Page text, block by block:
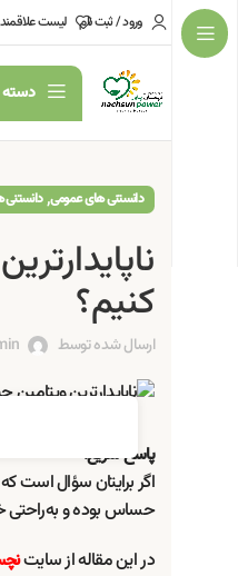
ورود / ثبت نام لیست
دانستنی های عمومی,دانستنی
کنیم؟
ارسال شده توسط
پاسخ سریع:
اگر برایتان سؤال است
حساس بوده و به‌راحتی
در این مقاله از سایت